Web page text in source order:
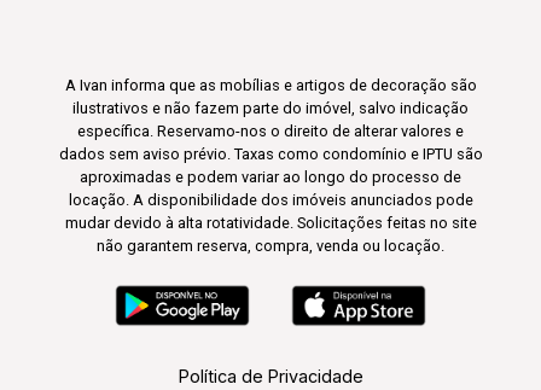
A Ivan informa que as mobílias e artigos de decoração são
ilustrativos e não fazem parte do imóvel, salvo indicação
específica. Reservamo-nos o direito de alterar valores e
dados sem aviso prévio. Taxas como condomínio e IPTU são
aproximadas e podem variar ao longo do processo de
locação. A disponibilidade dos imóveis anunciados pode
mudar devido à alta rotatividade. Solicitações feitas no site
não garantem reserva, compra, venda ou locação.
Política de Privacidade